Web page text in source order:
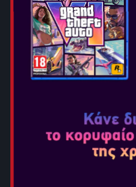
ΚΑΤΑΚΤΗΣΕ
ΕΞΕΛΙΓΜΕΝΟΥΣ
ΜΗΧΑΝΙΣΜΟΥΣ
ΣΕΙΡΑΣ ΚΑΙ
ΣΚΛΗΡΕΣ,
Παίξε ως η Naoe, μια
το φως, τον ήχο και τις
εντοπισμό. Διείσδυσε σε